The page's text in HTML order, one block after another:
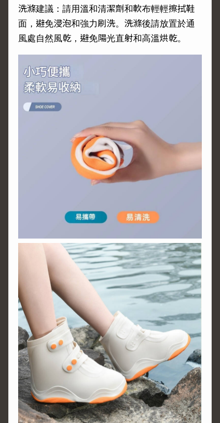
洗滌建議：請用溫和清潔劑和軟布輕輕擦拭鞋
面，避免浸泡和強力刷洗。洗滌後請放置於通
風處自然風乾，避免陽光直射和高溫烘乾。